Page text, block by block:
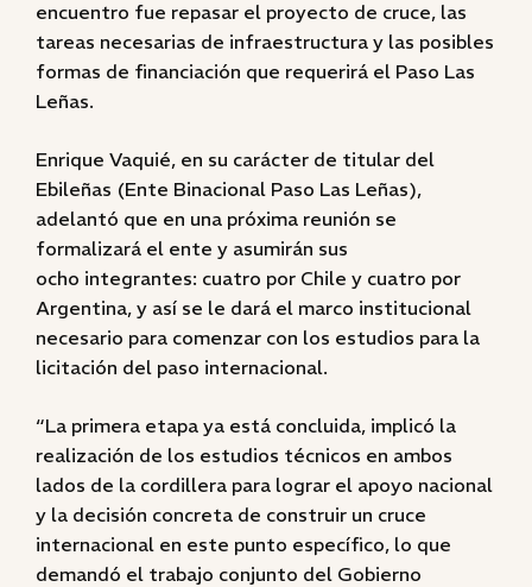
encuentro fue repasar el proyecto de cruce, las
tareas necesarias de infraestructura y las posibles
formas de financiación que requerirá el Paso Las
Leñas.
Enrique Vaquié, en su carácter de titular del
Ebileñas (Ente Binacional Paso Las Leñas),
adelantó que en una próxima reunión se
formalizará el ente y asumirán sus
ocho integrantes: cuatro por Chile y cuatro por
Argentina, y así se le dará el marco institucional
necesario para comenzar con los estudios para la
licitación del paso internacional.
“La primera etapa ya está concluida, implicó la
realización de los estudios técnicos en ambos
lados de la cordillera para lograr el apoyo nacional
y la decisión concreta de construir un cruce
internacional en este punto específico, lo que
demandó el trabajo conjunto del Gobierno